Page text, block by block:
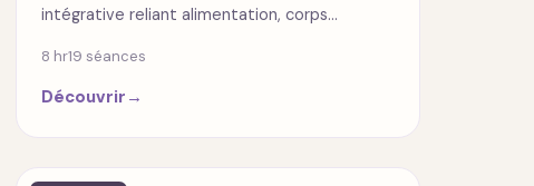
intégrative reliant alimentation, corps…
8 hr19 séances
Découvrir →